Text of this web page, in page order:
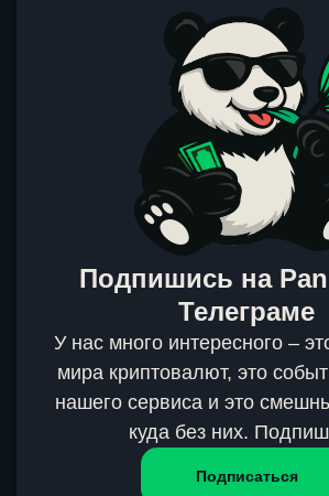
Подпишись на
Телеграме
У нас много интересного –
мира криптовалют, это
нашего сервиса и это
куда без них.
Подписаться